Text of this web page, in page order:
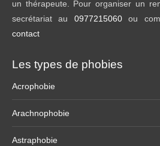
un thérapeute. Pour organiser un
secrétariat au 0977215060ou
contact
Les types de phobies
Acrophobie
Arachnophobie
Astraphobie